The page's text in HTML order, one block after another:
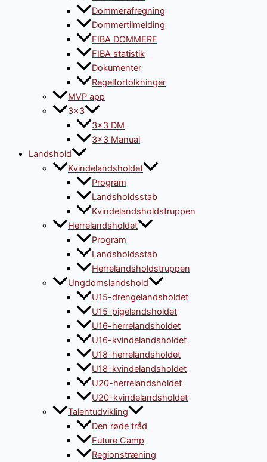
Dommerafregning
Dommertilmelding
FIBA DOMMERE
FIBA statistik
Dokumenter
Regelfortolkninger
MVP app
3×3
3×3 DM
3×3 Manual
Landshold
Kvindelandsholdet
Program
Landsholdsstab
Kvindelandsholdstruppen
Herrelandsholdet
Program
Landsholdsstab
Herrelandsholdstruppen
Ungdomslandshold
U15-drengelandsholdet
U15-pigelandsholdet
U16-herrelandsholdet
U16-kvindelandsholdet
U18-herrelandsholdet
U18-kvindelandsholdet
U20-herrelandsholdet
U20-kvindelandsholdet
Talentudvikling
Den røde tråd
Future Camp
Regionstræning